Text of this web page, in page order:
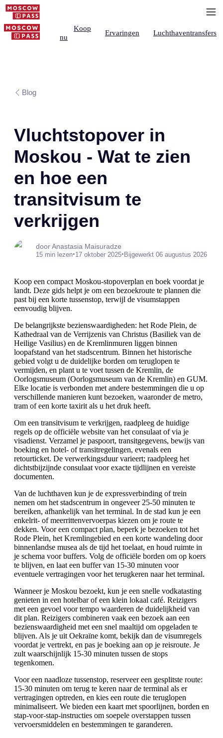
Koop
nu
Ervaringen Luchthaventransfers
Blog
Vluchtstopover in
Moskou - Wat te zien
en hoe een
transitvisum te
verkrijgen
door Anastasia Maisuradze
15 min lezen•17 oktober 2025•Bijgewerkt 06 augustus 2026
Koop een compact Moskou-stopoverplan en boek voordat je
landt. Deze gids helpt je om een bezoekroute te plannen die
past bij een korte tussenstop, terwijl de visumstappen
eenvoudig blijven.
De belangrijkste bezienswaardigheden: het Rode Plein, de
Kathedraal van de Verrijzenis van Christus (Basiliek van de
Heilige Vasilius) en de Kremlinmuren liggen binnen
loopafstand van het stadscentrum. Binnen het historische
gebied volgt u de duidelijke borden om teruglopen te
vermijden, en plant u te voet tussen de Kremlin, de
Oorlogsmuseum (Oorlogsmuseum van de Kremlin) en GUM.
Elke locatie is verbonden met andere bestemmingen die u op
verschillende manieren kunt bezoeken, waaronder de metro,
tram of een korte taxirit als u het druk heeft.
Om een transitvisum te verkrijgen, raadpleeg de huidige
regels op de officiële website van het consulaat of via je
visadienst. Verzamel je paspoort, transitgegevens, bewijs van
boeking en hotel- of transitregelingen, evenals een
retourticket. De verwerkingsduur varieert; raadpleeg het
dichtstbijzijnde consulaat voor exacte tijdlijnen en vereiste
documenten.
Van de luchthaven kun je de expressverbinding of trein
nemen om het stadscentrum in ongeveer 25-50 minuten te
bereiken, afhankelijk van het terminal. In de stad kun je een
enkelrit- of meerrittenvervoerpas kiezen om je route te
dekken. Voor een compact plan, beperk je bezoeken tot het
Rode Plein, het Kremlingebied en een korte wandeling door
binnenlandse musea als de tijd het toelaat, en houd ruimte in
je schema voor buffers. Volg de officiële borden om op koers
te blijven, en laat een buffer van 15-30 minuten voor
eventuele vertragingen voor het terugkeren naar het terminal.
Wanneer je Moskou bezoekt, kun je een snelle vodkatasting
genieten in een hotelbar of een klein lokaal café. Reizigers
met een gevoel voor tempo waarderen de duidelijkheid van
dit plan. Reizigers combineren vaak een bezoek aan een
bezienswaardigheid met een snel maaltijd om opgeladen te
blijven. Als je uit Oekraïne komt, bekijk dan de visumregels
voordat je vertrekt, en pas je boeking aan op je reisroute. Je
zult waarschijnlijk 15-30 minuten tussen de stops
tegenkomen.
Voor een naadloze tussenstop, reserveer een gesplitste route:
15-30 minuten om terug te keren naar de terminal als er
vertragingen optreden, en kies een route die teruglopen
minimaliseert. We bieden een kaart met spoorlijnen, borden en
stap-voor-stap-instructies om soepele overstappen tussen
vervoersmiddelen en bestemmingen te garanderen.